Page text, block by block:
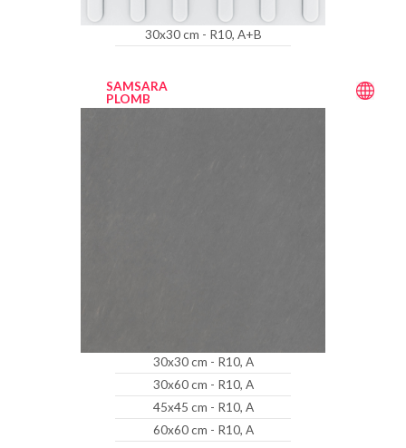
30x30 cm - R10, A+B
SAMSARA
PLOMB
30x30 cm - R10, A
30x60 cm - R10, A
45x45 cm - R10, A
60x60 cm - R10, A